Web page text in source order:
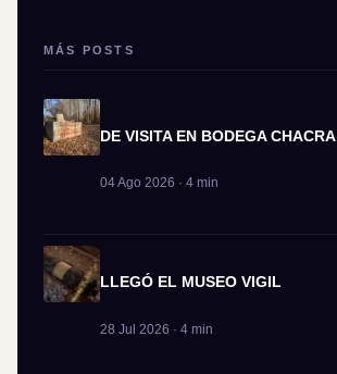
MÁS POSTS
DE VISITA EN BODEGA CHACRA
04 Ago 2026 · 4 min
LLEGÓ EL MUSEO VIGIL
28 Jul 2026 · 4 min